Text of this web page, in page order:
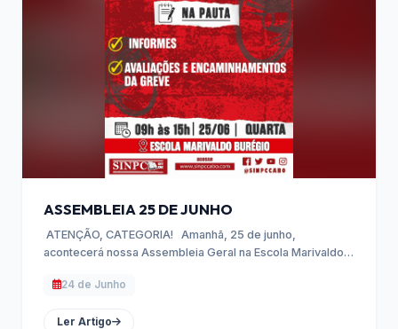
ASSEMBLEIA 25 DE JUNHO
ATENÇÃO, CATEGORIA! Amanhã, 25 de junho,
acontecerá nossa Assembleia Geral na Escola Marivaldo
24 de Junho
Ler Artigo